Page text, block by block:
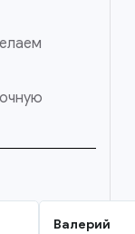
Валерий